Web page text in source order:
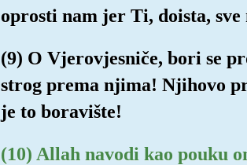
oprosti nam jer Ti, doista, sve
(9) O Vjerovjesniče, bori se
strog prema njima! Njihovo
je to boravište!
(10) Allah navodi kao pouku